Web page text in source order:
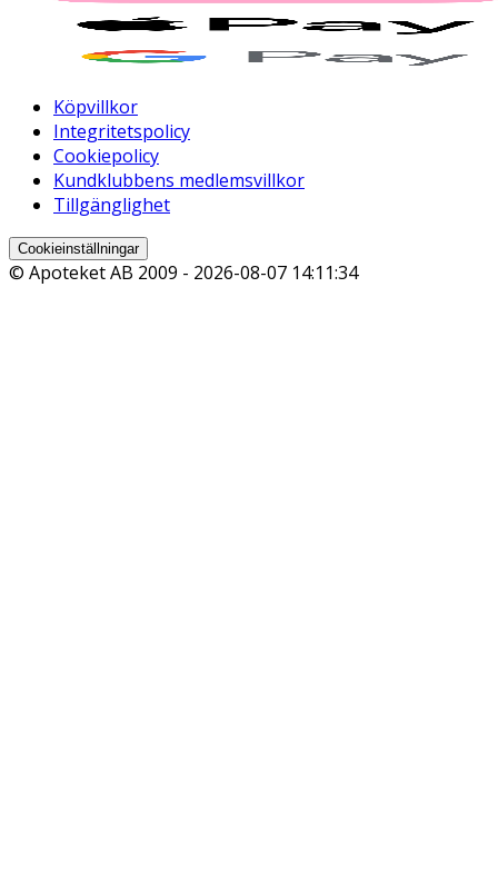
Köpvillkor
Integritetspolicy
Cookiepolicy
Kundklubbens medlemsvillkor
Tillgänglighet
Cookieinställningar
© Apoteket AB 2009 - 2026-08-07 14:11:34